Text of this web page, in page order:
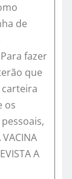
de
fazer
que
os
VACINA
A